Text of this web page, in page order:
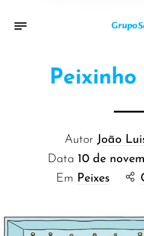
Peixinho
Autor João
Data 10 de
Em Peixes